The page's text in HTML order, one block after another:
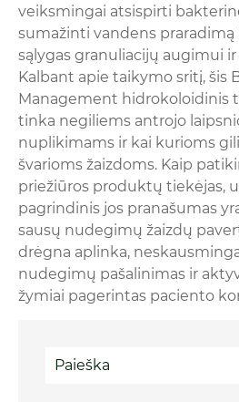
veiksmingai atsispirti
sumažinti vandens
sąlygas granuliacijų augimui
Kalbant apie taikymo sritį, šis
Management hidrokoloidinis
tinka negiliems antrojo
nuplikimams ir kai kurioms
švarioms žaizdoms. Kaip
priežiūros produktų tiekėjas,
pagrindinis jos pranašumas
sausų nudegimų žaizdų
drėgna aplinka,
nudegimų pašalinimas ir
žymiai pagerintas paciento